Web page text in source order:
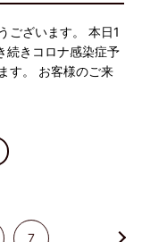
ございます。 本日1
続きコロナ感染症予
す。 お客様のご来
7